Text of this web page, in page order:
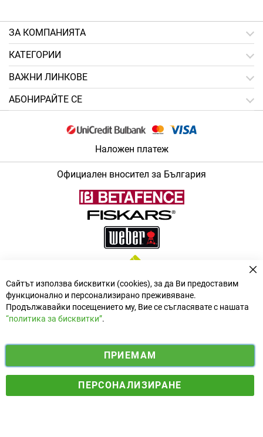
ЗA КОМПАНИЯТА
КАТЕГОРИИ
ВАЖНИ ЛИНКОВЕ
АБОНИРАЙТЕ СЕ
Наложен платеж
Официален вносител за България
© 2025 Ogradina.bg Всички права запазени. | Обменен курс:
f
a
i
n
s
y
o
u
Електронен магазин
Сайтът използва бисквитки (cookies), за да Ви предоставим
функционално и персонализирано преживяване.
Продължавайки посещението му, Вие се съгласявате с нашата
“политика за бисквитки”.
ПРИЕМАМ
ПЕРСОНАЛИЗИРАНЕ